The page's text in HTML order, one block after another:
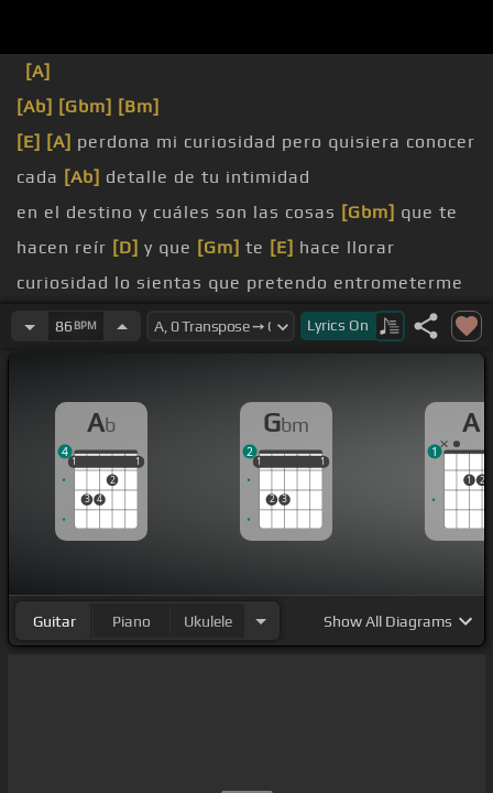
[A]
[Ab] [Gbm] [Bm]
[E] [A] perdona mi curiosidad pero quisiera conocer
cada [Ab] detalle de tu intimidad
en el destino y cuáles son las cosas [Gbm] que te
hacen reír [D] y que [Gm] te [E] hace llorar
curiosidad lo sientas que pretendo entrometerme
en tu privacidad
déjame saber de que manera te
86 BPM Lyrics On
Ab
1
3 4
2
1
1 1
4
Gbm
1
2 3
1
1 1
2
A
1 2
1
Guitar Piano Ukulele ShowAll Diagrams